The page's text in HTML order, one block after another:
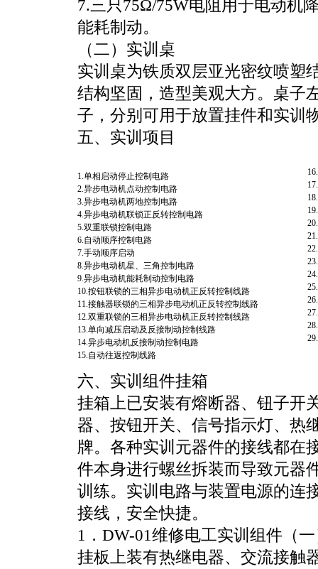
7.三只75Ω/75W电阻用于电动机
能耗制动。
（二）实训桌
实训桌为铁质双层亚光密纹喷塑
结构坚固，造型美观大方。桌子
子，分别可用于放置挂件和实训
五、实训项目
1.单相启动停止控制电路
2.异步电动机点动控制电路
3.异步电动机两地控制电路
4.异步电动机联锁正反转控制电路
5.双重联锁控制电路
6.自动顺序控制电路
7.手动顺序启动
8.异步电动机星、三角控制电路
9.异步电动机能耗制动控制电路
10.按钮联锁的三相异步电动机正反转控制线路
11.接触器联锁的三相异步电动机正反转控制线路
12.双重联锁的三相异步电动机正反转控制线路
13.单向减压启动及反接制动控制线路
14.异步电动机反接制动控制电路
15.自动往返控制线路
六、实训组件挂箱
挂箱上已安装有熔断器、钮子开
器、按钮开关、信号指示灯、热
牌。各种实训元器件的接线都在
件本身进行螺丝拆装而导致元器
训练。实训电路与装置电源的连
接线，安全快捷。
1．DW-01维修电工实训组件（
挂板上装有热继电器、交流接触